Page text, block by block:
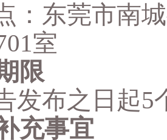
：东莞市南
室
限
发布之日起5
充事宜